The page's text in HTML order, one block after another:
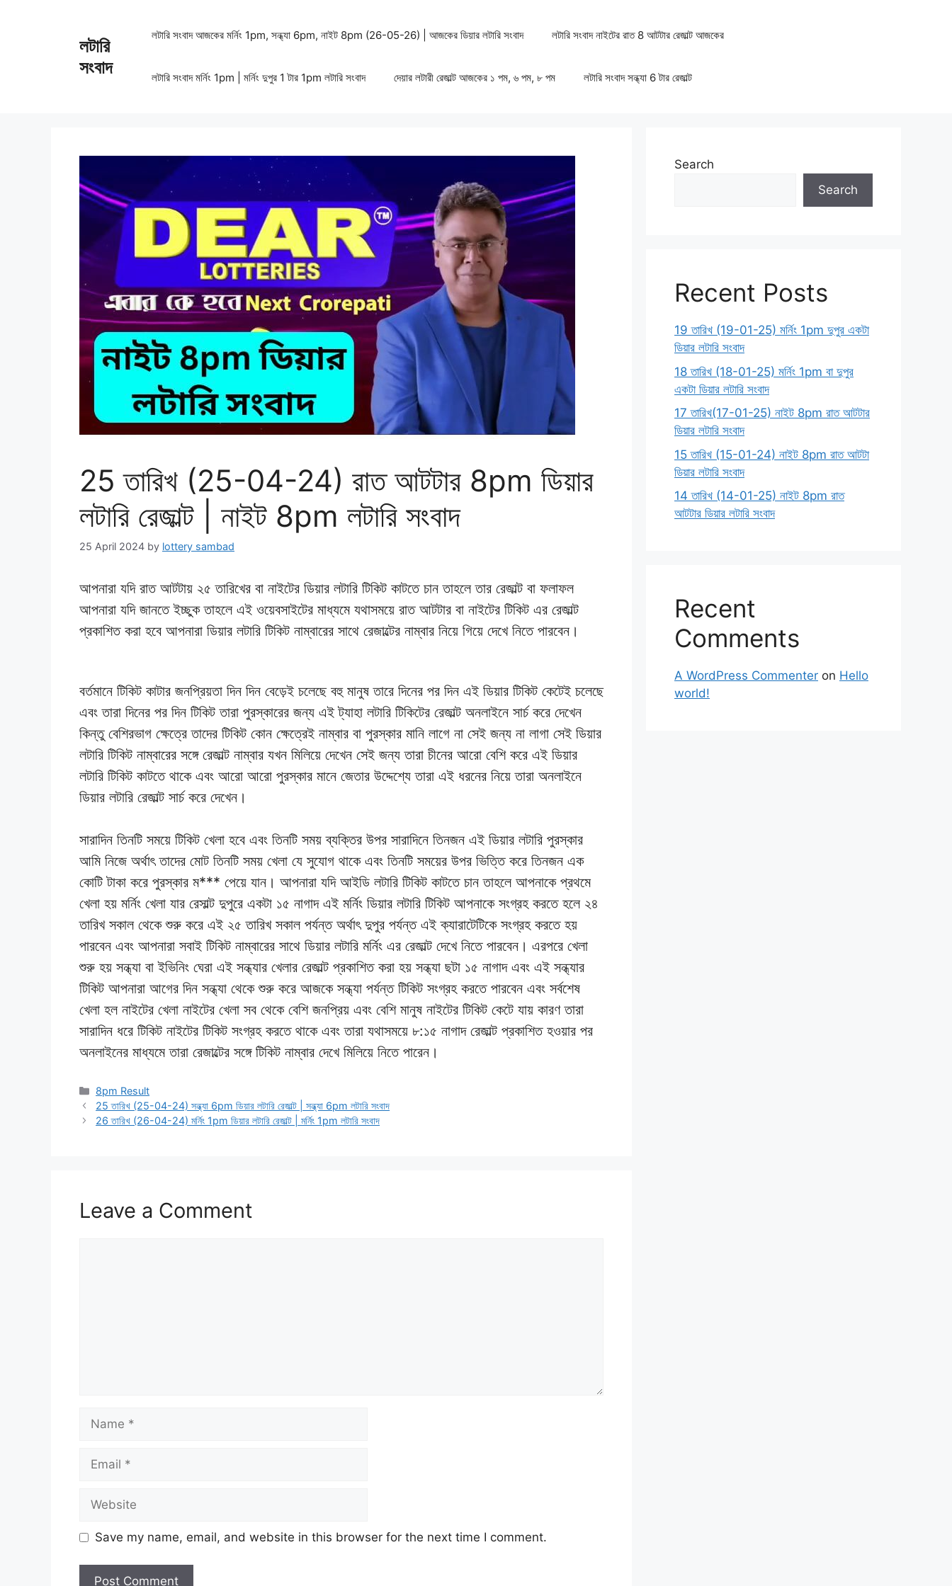
লটারি
সংবাদ
লটারি সংবাদ আজকের মর্নিং 1pm, সন্ধ্যা 6pm, নাইট 8pm (26-05-26) | আজকের ডিয়ার লটারি সংবাদ লটারি সংবাদ নাইটের রাত 8 আটটার রেজাল্ট আজকের
লটারি সংবাদ মর্নিং 1pm | মর্নিং দুপুর 1 টার 1pm লটারি সংবাদ দেয়ার লটারী রেজাল্ট আজকের ১ পম, ৬ পম, ৮ পম লটারি সংবাদ সন্ধ্যা 6 টার রেজাল্ট
25 তারিখ (25-04-24) রাত আটটার 8pm ডিয়ার
লটারি রেজাল্ট | নাইট 8pm লটারি সংবাদ
25 April 2024 by lottery sambad
আপনারা যদি রাত আটটায় ২৫ তারিখের বা নাইটের ডিয়ার লটারি টিকিট কাটতে চান তাহলে তার রেজাল্ট বা ফলাফল
আপনারা যদি জানতে ইচ্ছুক তাহলে এই ওয়েবসাইটের মাধ্যমে যথাসময়ে রাত আটটার বা নাইটের টিকিট এর রেজাল্ট
প্রকাশিত করা হবে আপনারা ডিয়ার লটারি টিকিট নাম্বারের সাথে রেজাল্টের নাম্বার নিয়ে গিয়ে দেখে নিতে পারবেন।
বর্তমানে টিকিট কাটার জনপ্রিয়তা দিন দিন বেড়েই চলেছে বহু মানুষ তারে দিনের পর দিন এই ডিয়ার টিকিট কেটেই চলেছে
এবং তারা দিনের পর দিন টিকিট তারা পুরস্কারের জন্য এই ট্যাহা লটারি টিকিটের রেজাল্ট অনলাইনে সার্চ করে দেখেন
কিন্তু বেশিরভাগ ক্ষেত্রে তাদের টিকিট কোন ক্ষেত্রেই নাম্বার বা পুরস্কার মানি লাগে না সেই জন্য না লাগা সেই ডিয়ার
লটারি টিকিট নাম্বারের সঙ্গে রেজাল্ট নাম্বার যখন মিলিয়ে দেখেন সেই জন্য তারা চীনের আরো বেশি করে এই ডিয়ার
লটারি টিকিট কাটতে থাকে এবং আরো আরো পুরস্কার মানে জেতার উদ্দেশ্যে তারা এই ধরনের নিয়ে তারা অনলাইনে
ডিয়ার লটারি রেজাল্ট সার্চ করে দেখেন।
সারাদিন তিনটি সময়ে টিকিট খেলা হবে এবং তিনটি সময় ব্যক্তির উপর সারাদিনে তিনজন এই ডিয়ার লটারি পুরস্কার
আমি নিজে অর্থাৎ তাদের মোট তিনটি সময় খেলা যে সুযোগ থাকে এবং তিনটি সময়ের উপর ভিত্তি করে তিনজন এক
কোটি টাকা করে পুরস্কার ম*** পেয়ে যান। আপনারা যদি আইডি লটারি টিকিট কাটতে চান তাহলে আপনাকে প্রথমে
খেলা হয় মর্নিং খেলা যার রেসাল্ট দুপুরে একটা ১৫ নাগাদ এই মর্নিং ডিয়ার লটারি টিকিট আপনাকে সংগ্রহ করতে হলে ২৪
তারিখ সকাল থেকে শুরু করে এই ২৫ তারিখ সকাল পর্যন্ত অর্থাৎ দুপুর পর্যন্ত এই ক্যারাটেটিকে সংগ্রহ করতে হয়
পারবেন এবং আপনারা সবাই টিকিট নাম্বারের সাথে ডিয়ার লটারি মর্নিং এর রেজাল্ট দেখে নিতে পারবেন। এরপরে খেলা
শুরু হয় সন্ধ্যা বা ইভিনিং ঘেরা এই সন্ধ্যার খেলার রেজাল্ট প্রকাশিত করা হয় সন্ধ্যা ছটা ১৫ নাগাদ এবং এই সন্ধ্যার
টিকিট আপনারা আগের দিন সন্ধ্যা থেকে শুরু করে আজকে সন্ধ্যা পর্যন্ত টিকিট সংগ্রহ করতে পারবেন এবং সর্বশেষ
খেলা হল নাইটের খেলা নাইটের খেলা সব থেকে বেশি জনপ্রিয় এবং বেশি মানুষ নাইটের টিকিট কেটে যায় কারণ তারা
সারাদিন ধরে টিকিট নাইটের টিকিট সংগ্রহ করতে থাকে এবং তারা যথাসময়ে ৮:১৫ নাগাদ রেজাল্ট প্রকাশিত হওয়ার পর
অনলাইনের মাধ্যমে তারা রেজাল্টের সঙ্গে টিকিট নাম্বার দেখে মিলিয়ে নিতে পারেন।
Categories
8pm Result
25 তারিখ (25-04-24) সন্ধ্যা 6pm ডিয়ার লটারি রেজাল্ট | সন্ধ্যা 6pm লটারি সংবাদ
26 তারিখ (26-04-24) মর্নিং 1pm ডিয়ার লটারি রেজাল্ট | মর্নিং 1pm লটারি সংবাদ
Leave a Comment
Name
Email
Website
Save my name, email, and website in this browser for the next time I comment.
Search
Search
Recent Posts
19 তারিখ (19-01-25) মর্নিং 1pm দুপুর একটা
ডিয়ার লটারি সংবাদ
18 তারিখ (18-01-25) মর্নিং 1pm বা দুপুর
একটা ডিয়ার লটারি সংবাদ
17 তারিখ(17-01-25) নাইট 8pm রাত আটটার
ডিয়ার লটারি সংবাদ
15 তারিখ (15-01-24) নাইট 8pm রাত আটটা
ডিয়ার লটারি সংবাদ
14 তারিখ (14-01-25) নাইট 8pm রাত
আটটার ডিয়ার লটারি সংবাদ
Recent
Comments
A WordPress Commenter on Hello
world!